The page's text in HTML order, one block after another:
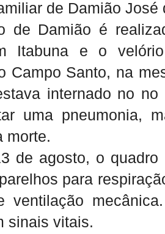
de Damião José
de Damião é
Itabuna e o
Campo Santo, na
internado no
uma pneumonia,
morte.
de agosto, o
para
ventilação
sinais vitais.